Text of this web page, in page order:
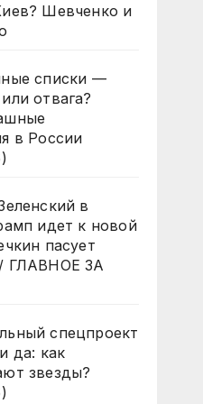
Шевченко и
списки —
отвага?
в России
в
идет к новой
пасует
ГЛАВНОЕ ЗА
спецпроект
да: как
звезды?